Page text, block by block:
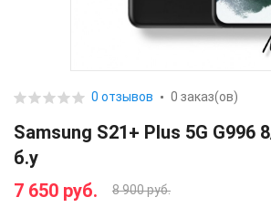
0 отзывов 0 заказ(ов)
Samsung S21+ Plus 5G G996
б.у
7 650 руб.
8 900 руб.